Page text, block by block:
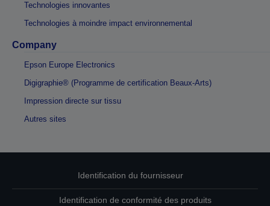
Technologies innovantes
Technologies à moindre impact environnemental
Company
Epson Europe Electronics
Digigraphie® (Programme de certification Beaux-Arts)
Impression directe sur tissu
Autres sites
Identification du fournisseur
Identification de conformité des produits